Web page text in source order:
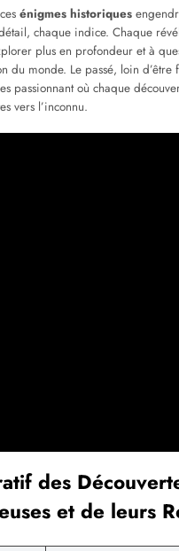
énigmes historiques
chaque indice. Chaque
plus en profondeur et à
du monde. Le passé, loin d’être
passionnant où chaque
vers l’inconnu.
des
et de leurs